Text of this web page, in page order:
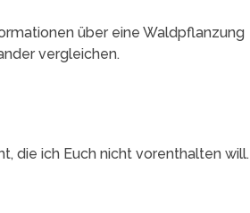
über eine Waldpflanzung
vergleichen.
die ich Euch nicht vorenthalten will.